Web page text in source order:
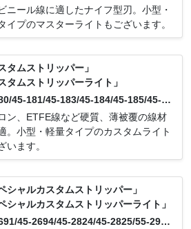
099/45-1151/45-1152/45-1153/45-11
1155/45-1156/45-092-341/45-671/45
673/45-674
ニール線に適したナイフ型刃。小型・
イプのマスターライトもございます。
タムストリッパー」
タムストリッパーライト」
45-181/45-183/45-184/45-185/45-1
187/45-188/45-169/45-179/45-652/4
45-654/45-655/45-656/45-657/45-65
45-660/45-651
ン、ETFE線など硬質、薄被覆の線材
。小型・軽量タイプのカスタムライト
います。
シャルカスタムストリッパー」
シャルカスタムストリッパーライト」
45-2694/45-2824/45-2825/55-290